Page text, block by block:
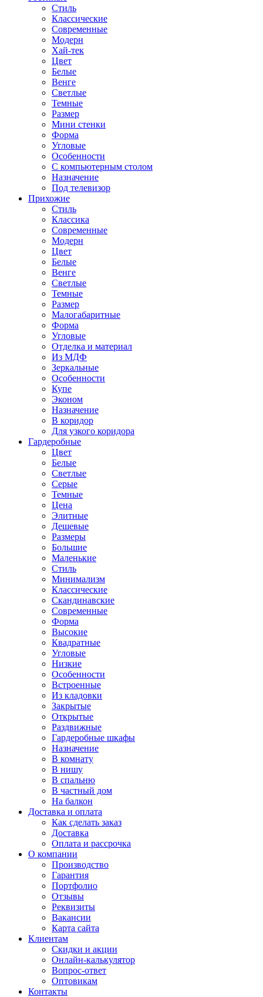
Стиль
Классические
Современные
Модерн
Хай-тек
Цвет
Белые
Венге
Светлые
Темные
Размер
Мини стенки
Форма
Угловые
Особенности
С компьютерным столом
Назначение
Под телевизор
Прихожие
Стиль
Классика
Современные
Модерн
Цвет
Белые
Венге
Светлые
Темные
Размер
Малогабаритные
Форма
Угловые
Отделка и материал
Из МДФ
Зеркальные
Особенности
Купе
Эконом
Назначение
В коридор
Для узкого коридора
Гардеробные
Цвет
Белые
Светлые
Серые
Темные
Цена
Элитные
Дешевые
Размеры
Большие
Маленькие
Стиль
Минимализм
Классические
Скандинавские
Современные
Форма
Высокие
Квадратные
Угловые
Низкие
Особенности
Встроенные
Из кладовки
Закрытые
Открытые
Раздвижные
Гардеробные шкафы
Назначение
В комнату
В нишу
В спальню
В частный дом
На балкон
Доставка и оплата
Как сделать заказ
Доставка
Оплата и рассрочка
О компании
Производство
Гарантия
Портфолио
Отзывы
Реквизиты
Вакансии
Карта сайта
Клиентам
Скидки и акции
Онлайн-калькулятор
Вопрос-ответ
Оптовикам
Контакты